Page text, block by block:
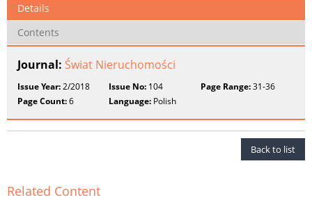
Details
Contents
Journal: Świat Nieruchomości
Issue Year:2/2018 Issue No: 104 Page Range:31-36
Page Count:6 Language: Polish
Back to list
Related Content